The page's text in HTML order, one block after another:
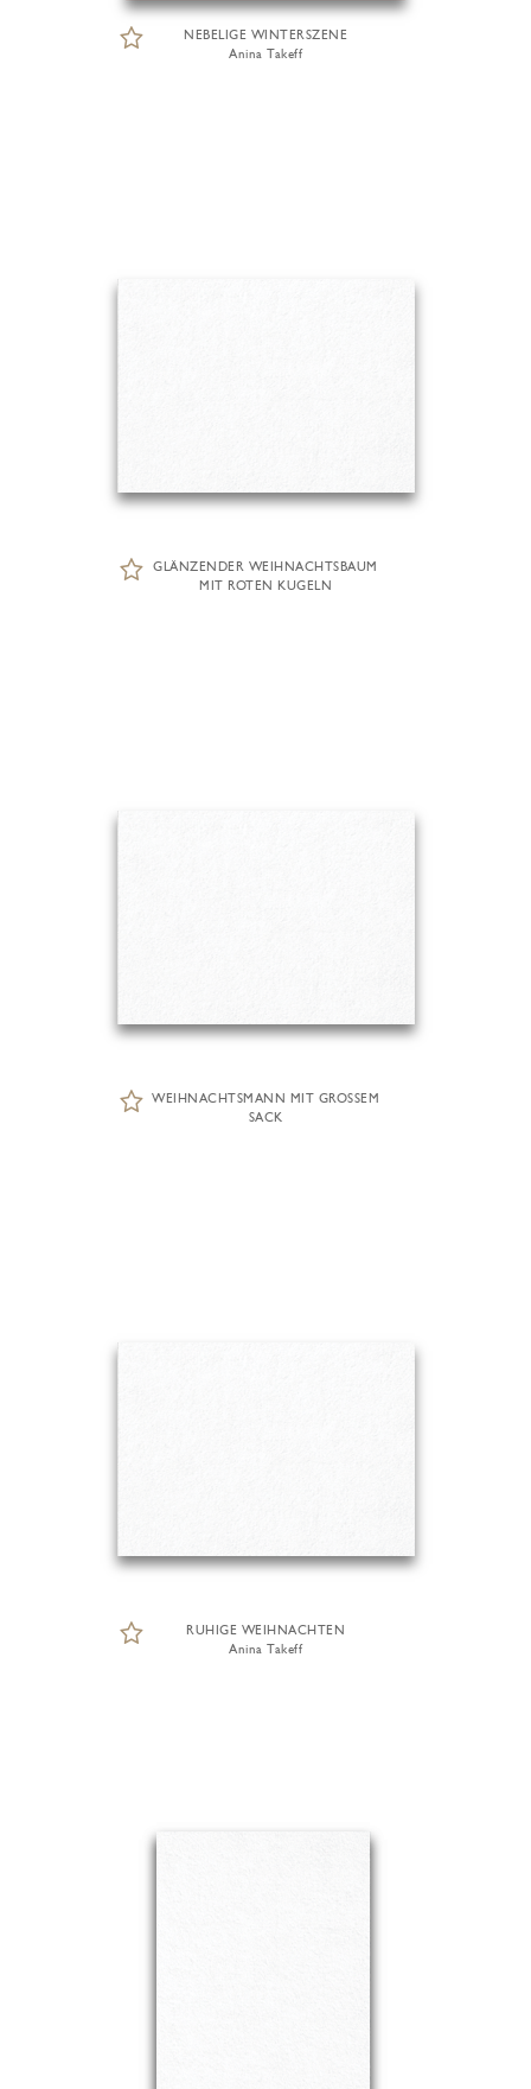
NEBELIGE WINTERSZENE
Anina Takeff
GLÄNZENDER WEIHNACHTSBAUM
MIT ROTEN KUGELN
WEIHNACHTSMANN MIT GROSSEM
SACK
RUHIGE WEIHNACHTEN
Anina Takeff